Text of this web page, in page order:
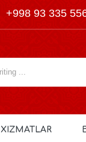
+998 93 335
XIZMATLAR